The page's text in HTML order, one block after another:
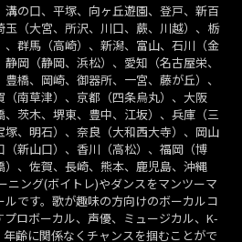
の口、平塚、向ヶ丘遊園、登戸、新百
（大宮、所沢、川口、蕨、川越）、栃
群馬（高崎）、新潟、富山、石川（金
岡（静岡、浜松）、愛知（名古屋栄、
橋、岡崎、御器所、一宮、藤が丘）、
南草津）、京都（四条烏丸）、大阪
、茨木、堺東、豊中、江坂）、兵庫（三
塚、明石）、奈良（大和西大寺）、岡山
（新山口）、香川（高松）、福岡（博
、佐賀、長崎、熊本、鹿児島、沖縄
ニング(ボイトレ)やダンスをマンツーマ
です。歌が趣味の方向けのボーカルコ
ロボーカル、声優、ミュージカル、K-
齢に関係なくチャンスを掴むことがで